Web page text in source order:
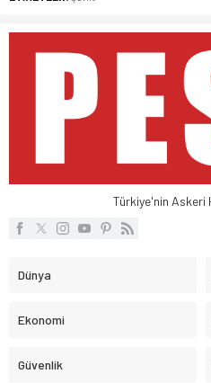
Türkiye'nin Askeri
Dünya
Ekonomi
Güvenlik